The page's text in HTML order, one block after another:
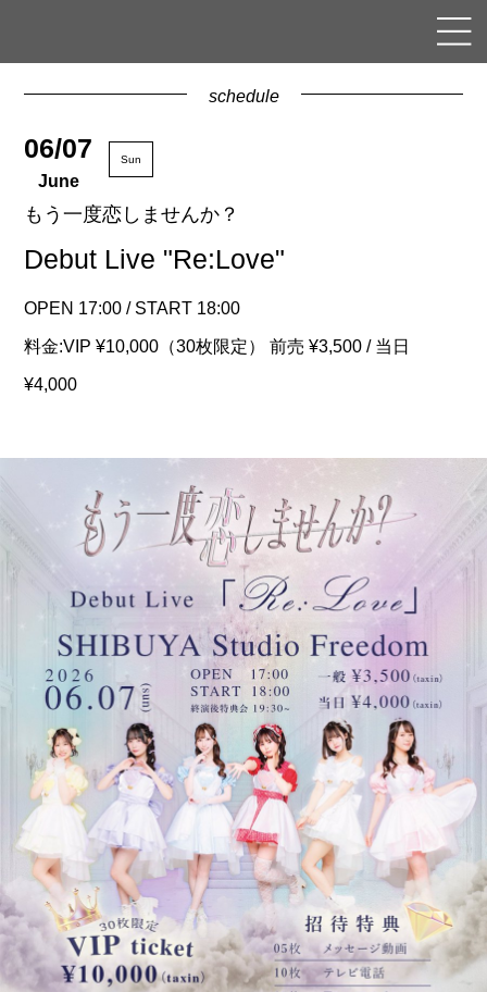
schedule
06/07
June
Sun
もう一度恋しませんか？
Debut Live "Re:Love"
OPEN 17:00 / START 18:00
料金:VIP ¥10,000（30枚限定） 前売 ¥3,500 / 当日
¥4,000